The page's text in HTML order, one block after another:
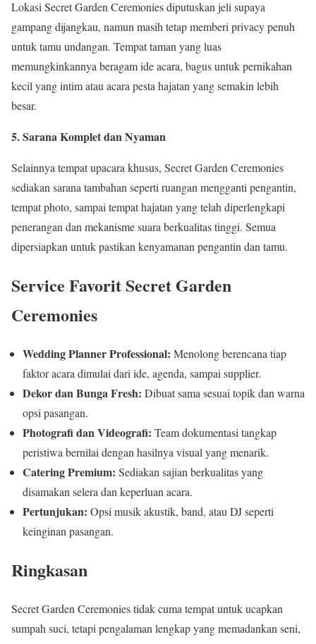
Lokasi Secret Garden Ceremonies diputuskan jeli supaya
gampang dijangkau, namun masih tetap memberi privacy penuh
untuk tamu undangan. Tempat taman yang luas
memungkinkannya beragam ide acara, bagus untuk pernikahan
kecil yang intim atau acara pesta hajatan yang semakin lebih
besar.
5. Sarana Komplet dan Nyaman
Selainnya tempat upacara khusus, Secret Garden Ceremonies
sediakan sarana tambahan seperti ruangan mengganti pengantin,
tempat photo, sampai tempat hajatan yang telah diperlengkapi
penerangan dan mekanisme suara berkualitas tinggi. Semua
dipersiapkan untuk pastikan kenyamanan pengantin dan tamu.
Service Favorit Secret Garden
Ceremonies
Wedding Planner Professional: Menolong berencana tiap
faktor acara dimulai dari ide, agenda, sampai supplier.
Dekor dan Bunga Fresh: Dibuat sama sesuai topik dan warna
opsi pasangan.
Photografi dan Videografi: Team dokumentasi tangkap
peristiwa bernilai dengan hasilnya visual yang menarik.
Catering Premium: Sediakan sajian berkualitas yang
disamakan selera dan keperluan acara.
Pertunjukan: Opsi musik akustik, band, atau DJ seperti
keinginan pasangan.
Ringkasan
Secret Garden Ceremonies tidak cuma tempat untuk ucapkan
sumpah suci, tetapi pengalaman lengkap yang memadankan seni,